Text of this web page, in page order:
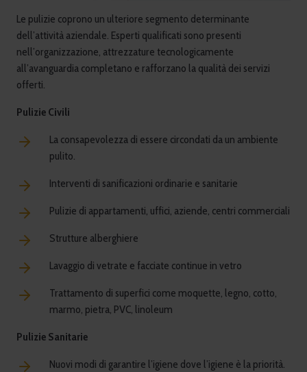
Le pulizie coprono un ulteriore segmento determinante
dell’attività aziendale. Esperti qualificati sono presenti
nell’organizzazione, attrezzature tecnologicamente
all’avanguardia completano e rafforzano la qualità dei servizi
offerti.
Pulizie Civili
La consapevolezza di essere circondati da un ambiente
pulito.
Interventi di sanificazioni ordinarie e sanitarie
Pulizie di appartamenti, uffici, aziende, centri commerciali
Strutture alberghiere
Lavaggio di vetrate e facciate continue in vetro
Trattamento di superfici come moquette, legno, cotto,
marmo, pietra, PVC, linoleum
Pulizie Sanitarie
Nuovi modi di garantire l’igiene dove l’igiene è la priorità.